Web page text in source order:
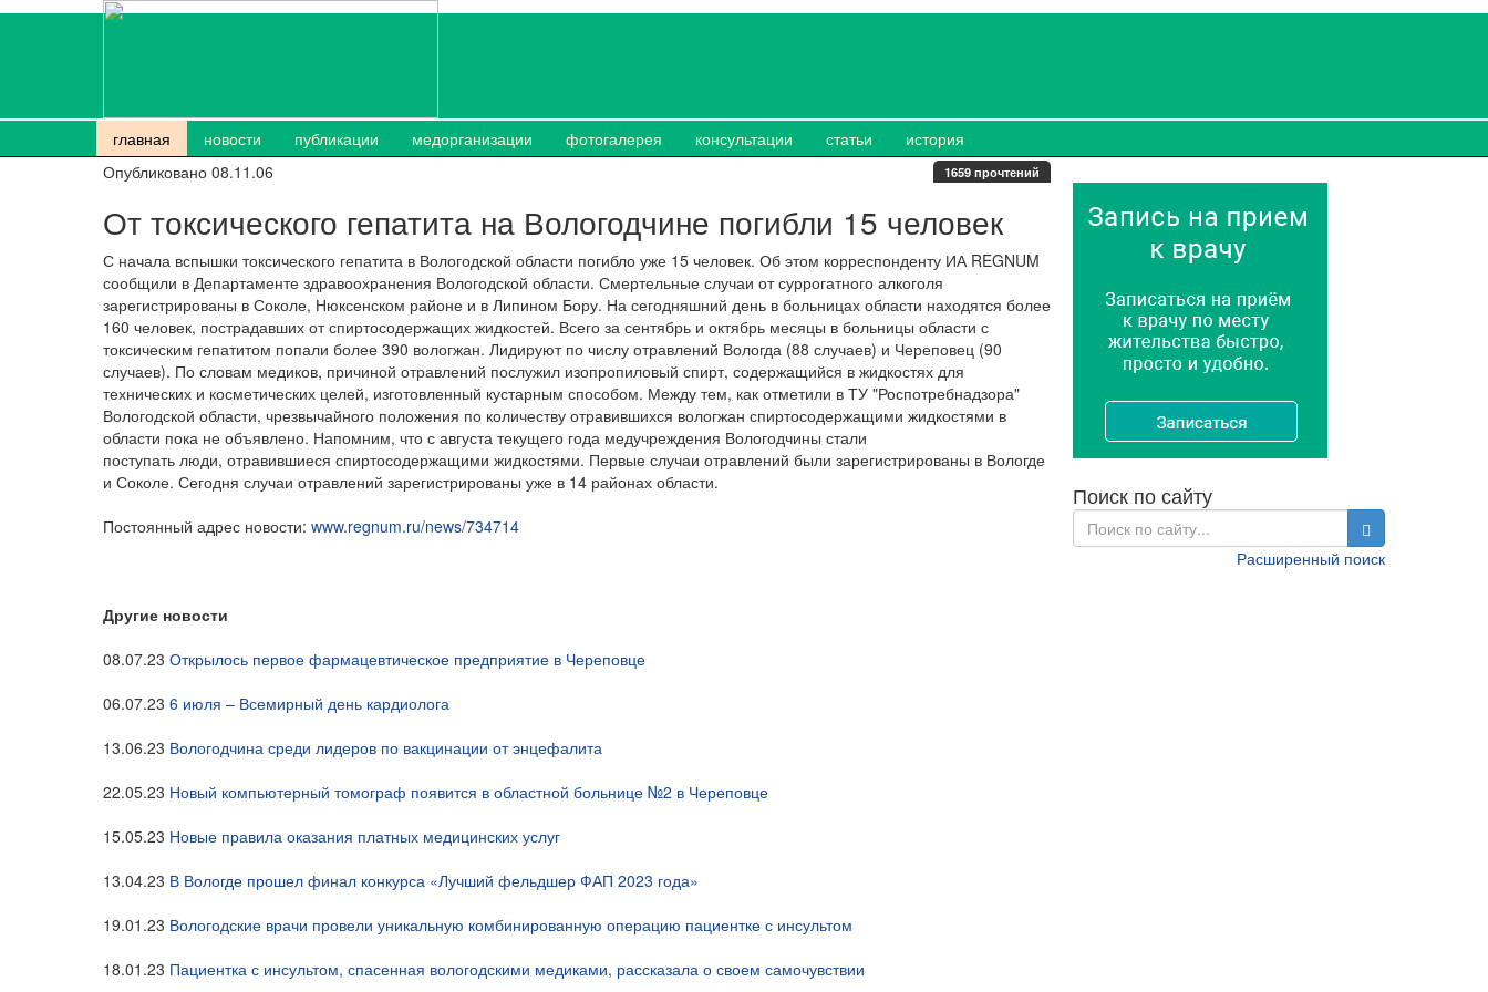
главная новости публикации медорганизации фотогалерея консультации статьи
история
Опубликовано 08.11.06
1659 прочтений
От токсического гепатита на Вологодчине погибли 15 человек
С начала вспышки токсического гепатита в Вологодской области погибло уже 15 человек. Об этом корреспонденту ИА REGNUM
сообщили в Департаменте здравоохранения Вологодской области. Смертельные случаи от суррогатного алкоголя
зарегистрированы в Соколе, Нюксенском районе и в Липином Бору. На сегодняшний день в больницах области находятся более
160 человек, пострадавших от спиртосодержащих жидкостей. Всего за сентябрь и октябрь месяцы в больницы области с
токсическим гепатитом попали более 390 вологжан. Лидируют по числу отравлений Вологда (88 случаев) и Череповец (90
случаев). По словам медиков, причиной отравлений послужил изопропиловый спирт, содержащийся в жидкостях для
технических и косметических целей, изготовленный кустарным способом. Между тем, как отметили в ТУ "Роспотребнадзора"
Вологодской области, чрезвычайного положения по количеству отравившихся вологжан спиртосодержащими жидкостями в
области пока не объявлено. Напомним, что с августа текущего года медучреждения Вологодчины стали
поступать люди, отравившиеся спиртосодержащими жидкостями. Первые случаи отравлений были зарегистрированы в Вологде
и Соколе. Сегодня случаи отравлений зарегистрированы уже в 14 районах области.
Постоянный адрес новости: www.regnum.ru/news/734714
Другие новости
08.07.23 Открылось первое фармацевтическое предприятие в Череповце
06.07.23 6 июля – Всемирный день кардиолога
13.06.23 Вологодчина среди лидеров по вакцинации от энцефалита
22.05.23 Новый компьютерный томограф появится в областной больнице №2 в Череповце
15.05.23 Новые правила оказания платных медицинских услуг
13.04.23 В Вологде прошел финал конкурса «Лучший фельдшер ФАП 2023 года»
19.01.23 Вологодские врачи провели уникальную комбинированную операцию пациентке с инсультом
18.01.23 Пациентка с инсультом, спасенная вологодскими медиками, рассказала о своем самочувствии
Поиск по сайту
Расширенный поиск